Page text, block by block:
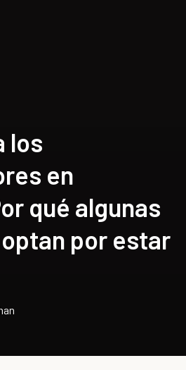
los
en
qué algunas
por estar